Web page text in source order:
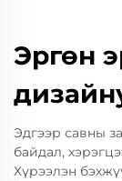
Эргөн
Эдгээр савны
байдал,
Хүрээлэн